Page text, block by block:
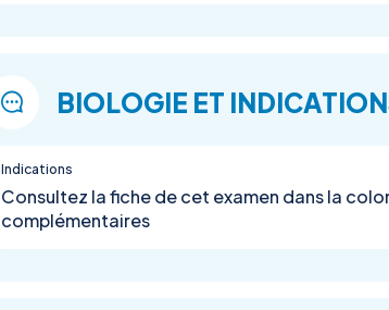
BIOLOGIE ET
Indications
Consultez la fiche de cet examen dans la
complémentaires